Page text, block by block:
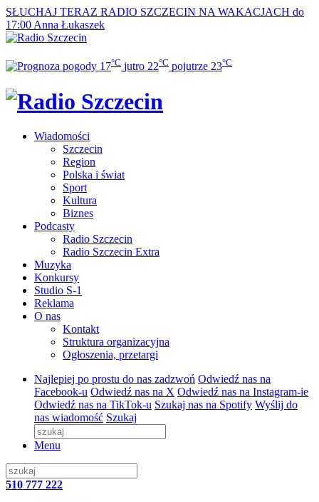
SŁUCHAJ TERAZ RADIO SZCZECIN NA WAKACJACH do
17:00 Anna Łukaszek
17°C jutro 22°C pojutrze 23°C
Wiadomości
Szczecin
Region
Polska i świat
Sport
Kultura
Biznes
Podcasty
Radio Szczecin
Radio Szczecin Extra
Muzyka
Konkursy
Studio S-1
Reklama
O nas
Kontakt
Struktura organizacyjna
Ogłoszenia, przetargi
Najlepiej po prostu do nas zadzwoń Odwiedź nas na
Facebook-u Odwiedź nas na X Odwiedź nas na Instagram-ie
Odwiedź nas na TikTok-u Szukaj nas na Spotify Wyślij do
nas wiadomość Szukaj
Menu
510 777 222